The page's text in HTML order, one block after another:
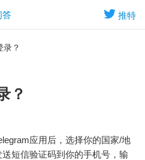
推特
答
录？
？
应用后，选择你的国家/地
短信验证码到你的手机号，输